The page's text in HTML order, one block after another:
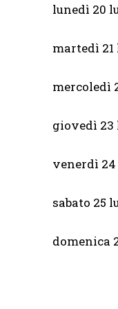
lunedì 20
martedì 21
mercoledì
giovedì 23
venerdì 24
sabato 25
domenica